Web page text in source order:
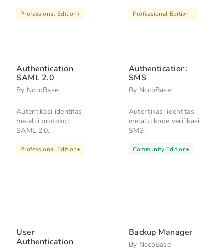
Professional Edition+ Professional Edition+
Authentication:
SAML 2.0
By NocoBase
Autentikasi identitas
melalui protokol
SAML 2.0.
Professional Edition+
Authentication:
SMS
By NocoBase
Autentikasi identitas
melalui kode verifikasi
SMS.
Community Edition+
User
Authentication
Backup Manager
By NocoBase